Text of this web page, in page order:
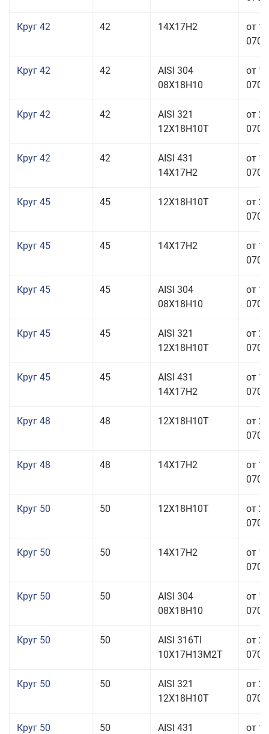
Круг 42 42 14Х17Н2
от
Круг 42 42
AISI 304
08Х18Н10
от
Круг 42 42
AISI 321
12Х18Н10Т
от
Круг 42 42
AISI 431
14Х17Н2
от
Круг 45 45 12Х18Н10Т
от
Круг 45 45 14Х17Н2
от
Круг 45 45
AISI 304
08Х18Н10
от
Круг 45 45
AISI 321
12Х18Н10Т
от
Круг 45 45
AISI 431
14Х17Н2
от
Круг 48 48 12Х18Н10Т
от
Круг 48 48 14Х17Н2
от
Круг 50 50 12Х18Н10Т
от
Круг 50 50 14Х17Н2
от
Круг 50 50
AISI 304
08Х18Н10
от
Круг 50 50
AISI 316TI
10Х17Н13М2Т
от
Круг 50 50
AISI 321
12Х18Н10Т
от
Круг 50 50
AISI 431
от